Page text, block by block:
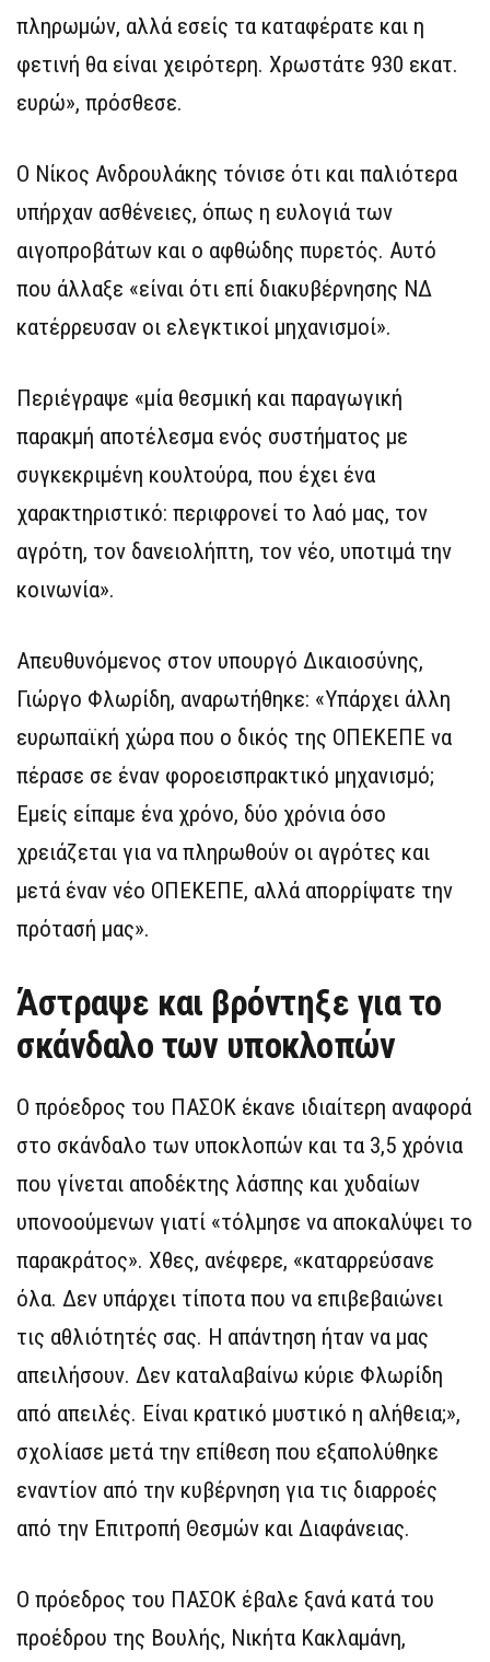
πληρωμών, αλλά εσείς τα καταφέρατε και η
φετινή θα είναι χειρότερη. Χρωστάτε 930 εκατ.
ευρώ», πρόσθεσε.
Ο Νίκος Ανδρουλάκης τόνισε ότι και παλιότερα
υπήρχαν ασθένειες, όπως η ευλογιά των
αιγοπροβάτων και ο αφθώδης πυρετός. Αυτό
που άλλαξε «είναι ότι επί διακυβέρνησης ΝΔ
κατέρρευσαν οι ελεγκτικοί μηχανισμοί».
Περιέγραψε «μία θεσμική και παραγωγική
παρακμή αποτέλεσμα ενός συστήματος με
συγκεκριμένη κουλτούρα, που έχει ένα
χαρακτηριστικό: περιφρονεί το λαό μας, τον
αγρότη, τον δανειολήπτη, τον νέο, υποτιμά την
κοινωνία».
Απευθυνόμενος στον υπουργό Δικαιοσύνης,
Γιώργο Φλωρίδη, αναρωτήθηκε: «Υπάρχει άλλη
ευρωπαϊκή χώρα που ο δικός της ΟΠΕΚΕΠΕ να
πέρασε σε έναν φοροεισπρακτικό μηχανισμό;
Εμείς είπαμε ένα χρόνο, δύο χρόνια όσο
χρειάζεται για να πληρωθούν οι αγρότες και
μετά έναν νέο ΟΠΕΚΕΠΕ, αλλά απορρίψατε την
πρότασή μας».
Άστραψε και βρόντηξε για το
σκάνδαλο των υποκλοπών
Ο πρόεδρος του ΠΑΣΟΚ έκανε ιδιαίτερη αναφορά
στο σκάνδαλο των υποκλοπών και τα 3,5 χρόνια
που γίνεται αποδέκτης λάσπης και χυδαίων
υπονοούμενων γιατί «τόλμησε να αποκαλύψει το
παρακράτος». Χθες, ανέφερε, «καταρρεύσανε
όλα. Δεν υπάρχει τίποτα που να επιβεβαιώνει
τις αθλιότητές σας. Η απάντηση ήταν να μας
απειλήσουν. Δεν καταλαβαίνω κύριε Φλωρίδη
από απειλές. Είναι κρατικό μυστικό η αλήθεια;»,
σχολίασε μετά την επίθεση που εξαπολύθηκε
εναντίον από την κυβέρνηση για τις διαρροές
από την Επιτροπή Θεσμών και Διαφάνειας.
Ο πρόεδρος του ΠΑΣΟΚ έβαλε ξανά κατά του
προέδρου της Βουλής, Νικήτα Κακλαμάνη,